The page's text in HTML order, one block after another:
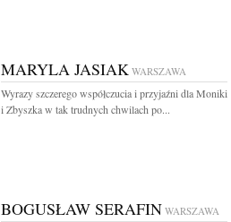
MARYLA JASIAK WARSZAWA
Wyrazy szczerego współczucia i przyjaźni dla Moniki
i Zbyszka w tak trudnych chwilach po...
BOGUSŁAW SERAFIN WARSZAWA